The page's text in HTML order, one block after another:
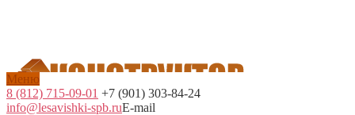
Меню
8 (812) 715-09-01 +7 (901) 303-84-24
info@lesavishki-spb.ruE-mail